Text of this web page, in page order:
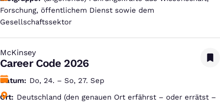
Forschung, öffentlichem Dienst sowie dem
Gesellschaftssektor
McKinsey
:
Career Code 2026
Datum
Do, 24. – So, 27. Sep
Ort
Deutschland (den genauen Ort erfährst – oder errätst –